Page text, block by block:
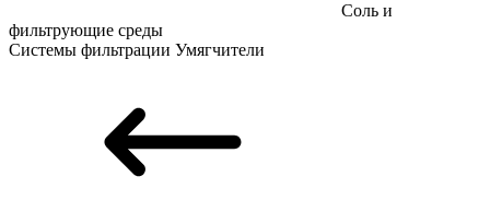
Соль и
фильтрующие среды
Системы фильтрации Умягчители